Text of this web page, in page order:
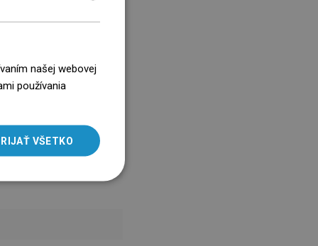
LITHUANIAN
ROMANIAN
našej webovej
používania
VŠETKO